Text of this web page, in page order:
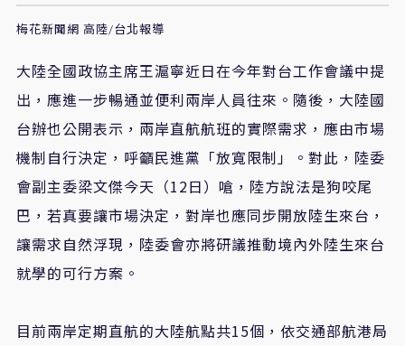
梅花新聞網 高陸/台北報導
大陸全國政協主席王滬寧近日在今年對台工作會議中提
出，應進一步暢通並便利兩岸人員往來。隨後，大陸國
台辦也公開表示，兩岸直航航班的實際需求，應由市場
機制自行決定，呼籲民進黨「放寬限制」。對此，陸委
會副主委梁文傑今天（12日）嗆，陸方說法是狗咬尾
巴，若真要讓市場決定，對岸也應同步開放陸生來台，
讓需求自然浮現，陸委會亦將研議推動境內外陸生來台
就學的可行方案。
目前兩岸定期直航的大陸航點共15個，依交通部航港局